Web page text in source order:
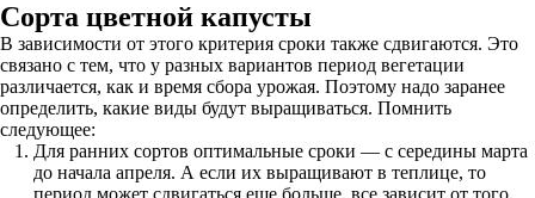
Сорта цветной капусты
В зависимости от этого критерия сроки также сдвигаются. Это
связано с тем, что у разных вариантов период вегетации
различается, как и время сбора урожая. Поэтому надо заранее
определить, какие виды будут выращиваться. Помнить
следующее:
Для ранних сортов оптимальные сроки — с середины марта
до начала апреля. А если их выращивают в теплице, то
период может сдвигаться еще больше, все зависит от того,